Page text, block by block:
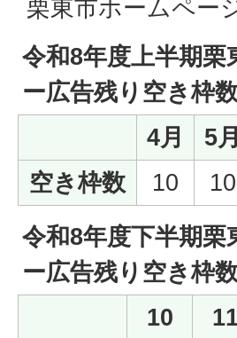
栗東市ホームペー
令和8年度上半期
ー広告残り空き枠
4月
5月
空き枠数
10 10
令和8年度下半期
ー広告残り空き枠
10